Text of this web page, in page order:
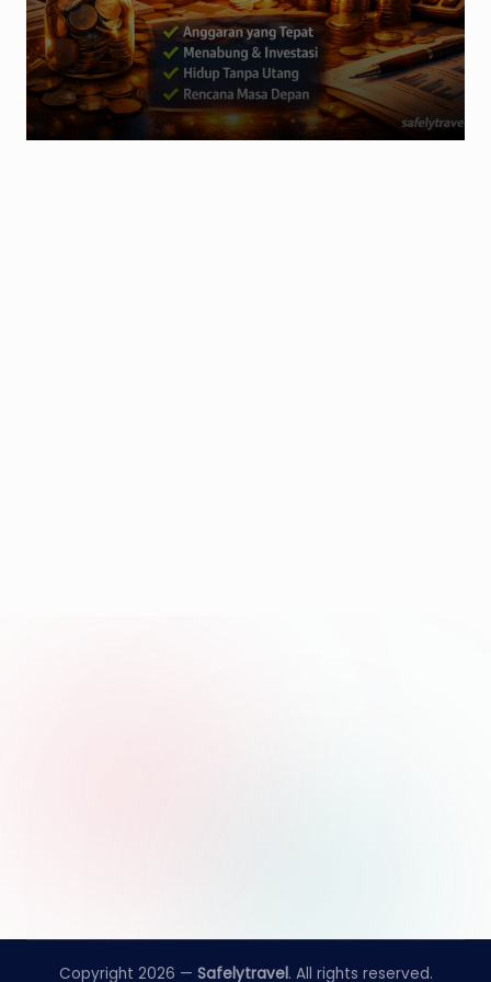
Copyright 2026 — Safelytravel. All rights reserved.